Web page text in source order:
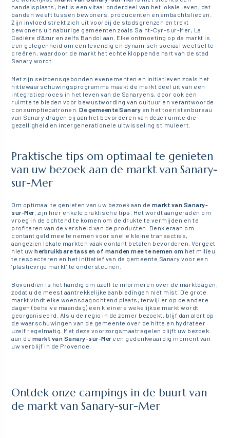
handelsplaats; het is een vitaal onderdeel van het lokale leven, dat
banden weeft tussen bewoners, producenten en ambachtslieden.
Zijn invloed strekt zich uit voorbij de stadsgrenzen en trekt
bewoners uit naburige gemeenten zoals Saint-Cyr-sur-Mer, La
Cadière d’Azur en zelfs Bandol aan. Elke ontmoeting op de markt is
een gelegenheid om een levendig en dynamisch sociaal weefsel te
creëren, waardoor de markt het echte kloppende hart van de stad
Sanary wordt.
Met zijn seizoensgebonden evenementen en initiatieven zoals het
hittewaarschuwingsprogramma maakt de markt deel uit van een
integratieproces in het leven van de Sanaryens, door ook een
ruimte te bieden voor bewustwording van cultuur en verantwoorde
consumptiepatronen. De gemeente Sanary en het toeristenbureau
van Sanary dragen bij aan het bevorderen van deze ruimte die
gezelligheid en intergenerationele uitwisseling stimuleert.
Praktische tips om optimaal te genieten
van uw bezoek aan de markt van Sanary-
sur-Mer
Om optimaal te genieten van uw bezoek aan de markt van Sanary-
sur-Mer, zijn hier enkele praktische tips. Het wordt aangeraden om
vroeg in de ochtend te komen om de drukte te vermijden en te
profiteren van de versheid van de producten. Denk eraan om
contant geld mee te nemen voor snelle kleine transacties,
aangezien lokale markten vaak contant betalen bevorderen. Vergeet
niet uwherbruikbare tassen of manden mee te nemen om het milieu
te respecteren en het initiatief van de gemeente Sanary voor een
‘plasticvrije markt’ te ondersteunen.
Bovendien is het handig om uzelf te informeren over de marktdagen,
zodat u de meest aantrekkelijke aanbiedingen niet mist. De grote
markt vindt elke woensdagochtend plaats, terwijl er op de andere
dagen (behalve maandag) een kleinere wekelijkse markt wordt
georganiseerd. Als u de regio in de zomer bezoekt, blijf dan alert op
de waarschuwingen van de gemeente over de hitte en hydrateer
uzelf regelmatig. Met deze voorzorgsmaatregelen blijft uw bezoek
aan de markt van Sanary-sur-Mereen gedenkwaardig moment van
uw verblijf in de Provence.
Ontdek onze campings in de buurt van
de markt van Sanary-sur-Mer